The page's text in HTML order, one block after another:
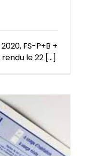
FS-P+B +
le 22 [...]